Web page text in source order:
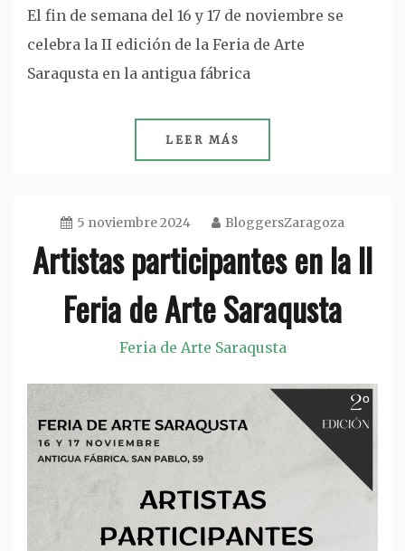
El fin de semana del 16 y 17 de noviembre se
celebra la II edición de la Feria de Arte
Saraqusta en la antigua fábrica
LEER MÁS
5 noviembre 2024 BloggersZaragoza
Artistas participantes en la II
Feria de Arte Saraqusta
Feria de Arte Saraqusta